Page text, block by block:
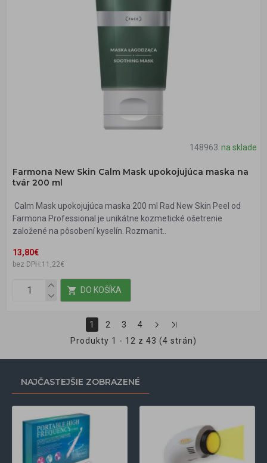
148963 na sklade
Farmona New Skin Calm Mask upokojujúca maska na
tvár 200 ml
Calm Mask upokojujúca maska 200 ml Rad New Skin Peel od
Farmona Professional je unikátne kozmetické ošetrenie
založené na pôsobení kyselín. Rozmanit..
13,80€
bez DPH:11,22€
DO KOŠÍKA
1 2 3
4
Produkty 1 - 12 z 43 (4 strán)
NAJČASTEJŠIE ZOBRAZENÉ